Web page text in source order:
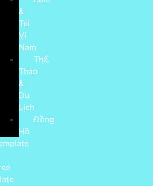
&
Túi
Ví
Nam
Thể
Thao
&
Du
Lịch
Đồng
Hồ